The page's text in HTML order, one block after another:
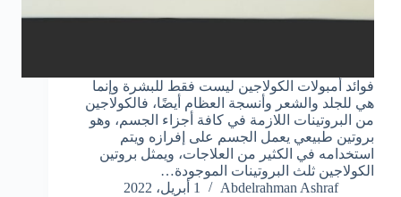
فوائد أمبولات الكولاجين ليست فقط للبشرة وإنما
هي للجلد والشعر وأنسجة العظام أيضًا، فالكولاجين
من البروتينات اللازمة في كافة أجزاء الجسم، وهو
بروتين طبيعي يعمل الجسم على إفرازه ويتم
استخدامه في الكثير من العلاجات، ويمثل بروتين
الكولاجين ثلث البروتينات الموجودة…
Abdelrahman Ashraf
1 أبريل، 2022